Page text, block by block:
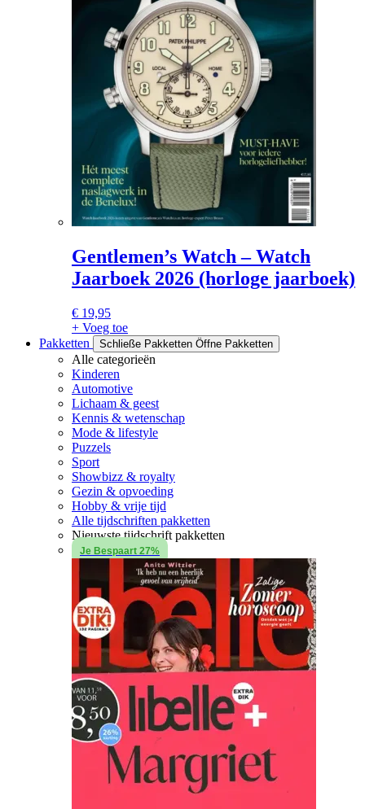
Gentlemen’s Watch – Watch
Jaarboek 2026 (horloge jaarboek)
€ 19,95
+ Voeg toe
Pakketten
Schließe Pakketten Öffne Pakketten
Alle categorieën
Kinderen
Automotive
Lichaam & geest
Kennis & wetenschap
Mode & lifestyle
Puzzels
Sport
Showbizz & royalty
Gezin & opvoeding
Hobby & vrije tijd
Alle tijdschriften pakketten
Nieuwste tijdschrift pakketten
Je Bespaart 27%